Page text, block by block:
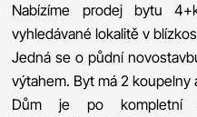
Nabízíme prodej bytu
vyhledávané lokalitě v
Jedná se o půdní
výtahem. Byt má 2 koupelny
Dům je po kompletní